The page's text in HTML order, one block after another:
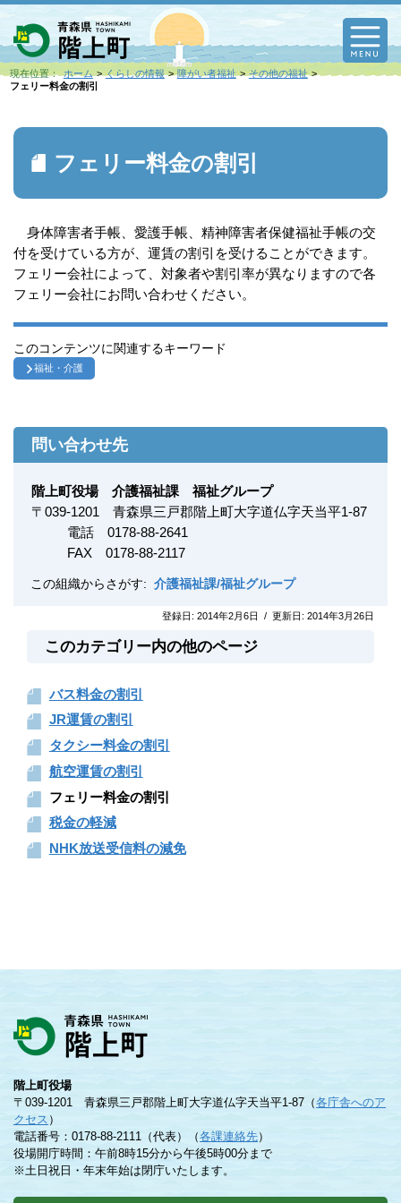
現在位置： ホーム くらしの情報 障がい者福祉
その他の福祉
フェリー料金の割引
フェリー料金の割引
身体障害者手帳、愛護手帳、精神障害者保健福祉手帳の交
付を受けている方が、運賃の割引を受けることができます。
フェリー会社によって、対象者や割引率が異なりますので各
フェリー会社にお問い合わせください。
このコンテンツに関連するキーワード
福祉・介護
問い合わせ先
階上町役場 介護福祉課 福祉グループ
〒 039-1201
青森県三戸郡階上町大字道仏字天当平1-87
電話 0178-88-2641
FAX 0178-88-2117
この組織からさがす: 介護福祉課/福祉グループ
登録日: 2014年2月6日 / 更新日: 2014年3月26日
このカテゴリー内の他のページ
バス料金の割引
JR運賃の割引
タクシー料金の割引
航空運賃の割引
フェリー料金の割引
税金の軽減
NHK放送受信料の減免
階上町役場
〒039-1201 青森県三戸郡階上町大字道仏字天当平1-87（各庁舎へのア
クセス ）
電話番号：0178-88-2111（代表）（各課連絡先）
役場開庁時間：午前8時15分から午後5時00分まで
※土日祝日・年末年始は閉庁いたします。